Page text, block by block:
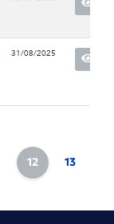
31/08/2025
12 13